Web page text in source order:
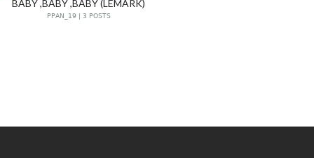
BABY ,BABY ,BABY (LEMARK)
PPAN_19 | 3 POSTS